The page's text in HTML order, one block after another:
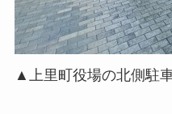
▲上里町役場の北側駐